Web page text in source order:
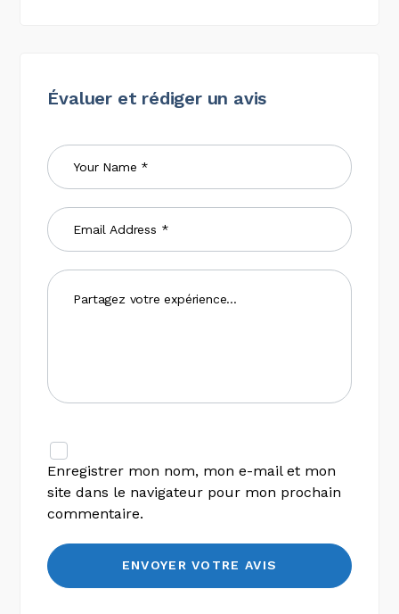
Évaluer et rédiger un avis
Enregistrer mon nom, mon e-mail et mon
site dans le navigateur pour mon prochain
commentaire.